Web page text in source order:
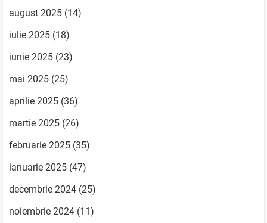
august 2025 (14)
iulie 2025 (18)
iunie 2025 (23)
mai 2025 (25)
aprilie 2025 (36)
martie 2025 (26)
februarie 2025 (35)
ianuarie 2025 (47)
decembrie 2024 (25)
noiembrie 2024 (11)